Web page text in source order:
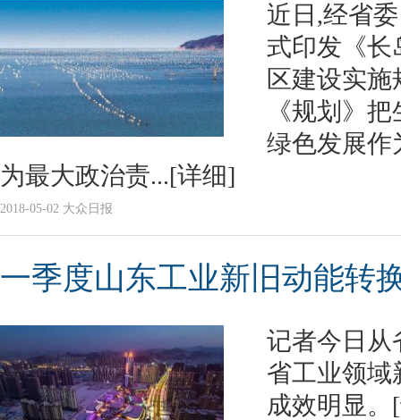
近日,经省
式印发《长
区建设实
《规划》
绿色发展作
为最大政治责...[详细]
2018-05-02 大众日报
一季度山东工业新旧动能转
记者今日从
省工业领域
成效明显。